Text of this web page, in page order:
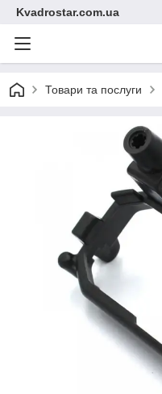
Kvadrostar.com.ua
Товари та послуги